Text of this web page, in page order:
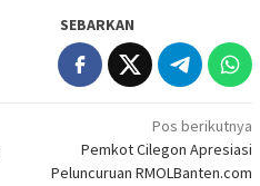
SEBARKAN
Pos berikutnya
Pemkot Cilegon Apresiasi
Peluncuruan RMOLBanten.com